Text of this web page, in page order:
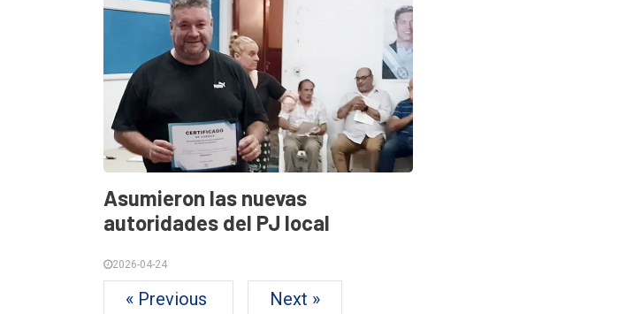
Asumieron las nuevas
autoridades del PJ local
2026-04-24
« Previous
Next »